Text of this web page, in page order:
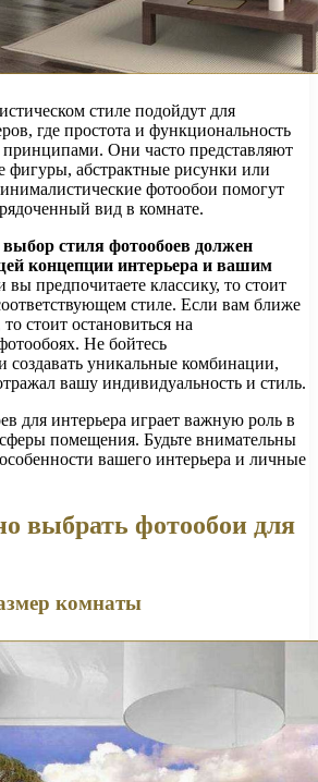
стиле подойдут для
где простота и функциональность
Они часто представляют
фигуры, абстрактные рисунки или
фотообои помогут
вид в комнате.
стиля фотообоев должен
концепции интерьера и вашим
вы предпочитаете классику, то стоит
стиле. Если вам ближе
стоит остановиться на
Не бойтесь
создавать уникальные комбинации,
вашу индивидуальность и стиль.
для интерьера играет важную роль в
помещения. Будьте внимательны
вашего интерьера и личные
выбрать фотообои для
комнаты